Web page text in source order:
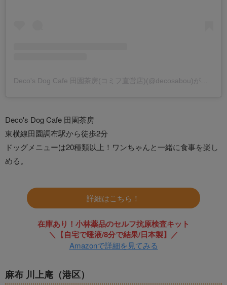
Deco's Dog Cafe 田園茶房
東横線田園調布駅から徒歩2分
ドッグメニューは20種類以上！ワンちゃんと一緒に食事を楽し
める。
詳細はこちら！
在庫あり！小林薬品のセルフ抗原検査キット
＼【自宅で唾液/8分で結果/日本製】／
Amazonで詳細を見てみる
麻布 川上庵（港区）